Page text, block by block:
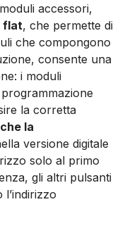
accessori,
flat, che permette di
che compongono
consente una
i moduli
la corretta
la
versione digitale
solo al primo
gli altri pulsanti